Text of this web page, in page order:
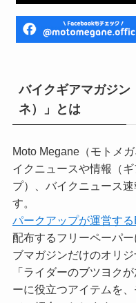
バイクギアマガジ
ネ）」とは
Moto Megane（モトメ
イクニュースや情報（
プ）、バイクニュース
す。
パークアップが運営する
配布するフリーペーパ
ブマガジンだけのオリ
「ライダーのブツヨク
ーに役立つアイテムを